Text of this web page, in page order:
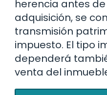
herencia antes
adquisición, se
transmisión
impuesto. El tipo
dependerá
venta del